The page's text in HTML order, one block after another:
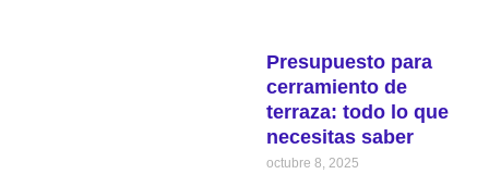
Presupuesto para
cerramiento de
terraza: todo lo que
necesitas saber
octubre 8, 2025